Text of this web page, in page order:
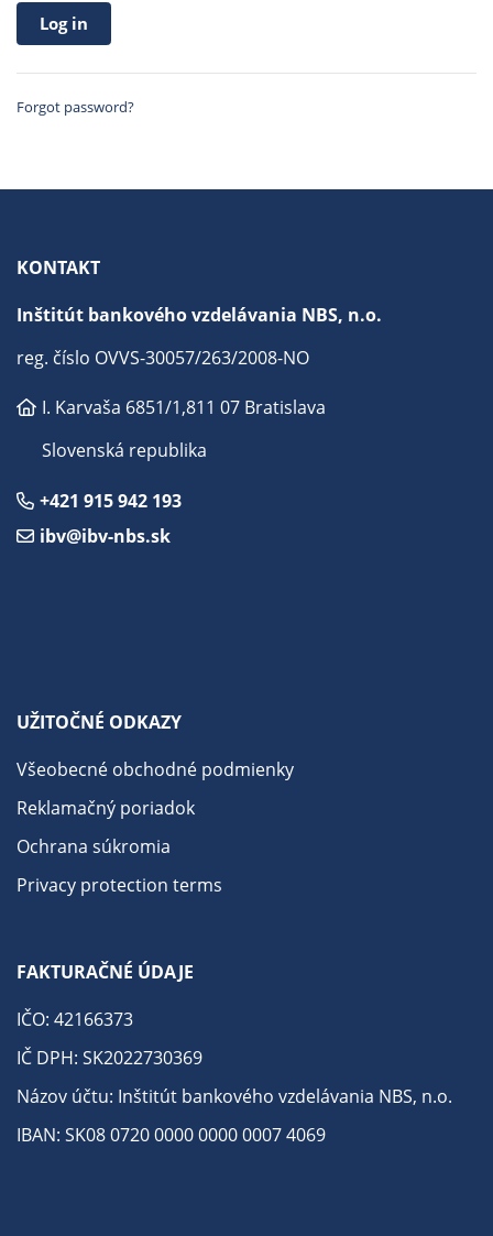
Forgot password?
KONTAKT
Inštitút bankového vzdelávania NBS, n.o.
reg. číslo OVVS-30057/263/2008-NO
I. Karvaša 6851/1,811 07 Bratislava
Slovenská republika
+421 915 942 193
ibv@ibv-nbs.sk
UŽITOČNÉ ODKAZY
Všeobecné obchodné podmienky
Reklamačný poriadok
Ochrana súkromia
Privacy protection terms
FAKTURAČNÉ ÚDAJE
IČO: 42166373
IČ DPH: SK2022730369
Názov účtu: Inštitút bankového vzdelávania NBS, n.o.
IBAN: SK08 0720 0000 0000 0007 4069